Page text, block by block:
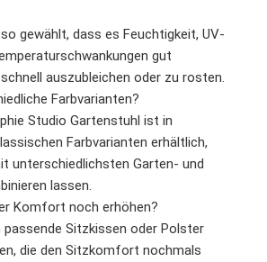
gewählt, dass es Feuchtigkeit, UV-
gut
auszubleichen oder zu rosten.
Farbvarianten?
Studio Gartenstuhl ist in
Farbvarianten erhältlich,
unterschiedlichsten Garten- und
lassen.
Komfort noch erhöhen?
passende Sitzkissen oder Polster
die den Sitzkomfort nochmals